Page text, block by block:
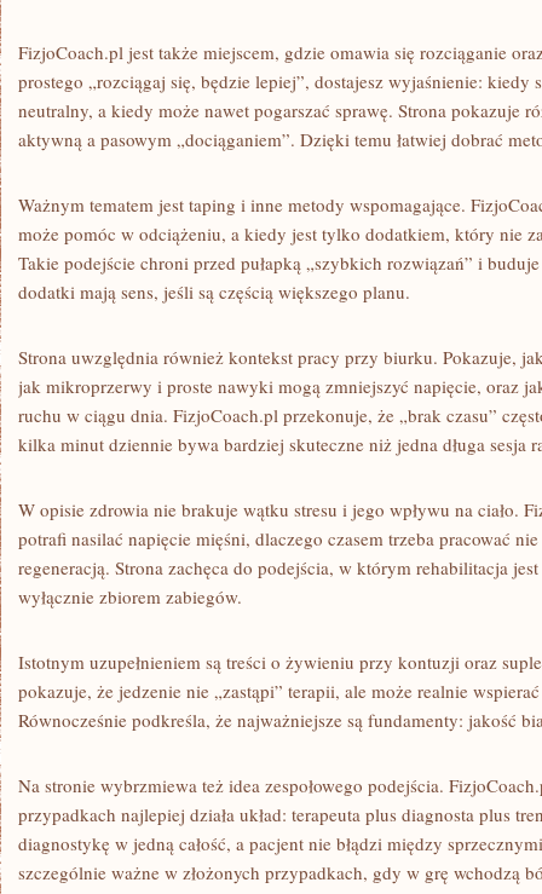
FizjoCoach.pl jest także miejscem, gdzie omawia się rozciąganie
prostego „rozciągaj się, będzie lepiej”, dostajesz wyjaśnienie: kiedy
neutralny, a kiedy może nawet pogarszać sprawę. Strona pokazuje
aktywną a pasowym „dociąganiem”. Dzięki temu łatwiej dobrać
Ważnym tematem jest taping i inne metody wspomagające.
może pomóc w odciążeniu, a kiedy jest tylko dodatkiem, który nie
Takie podejście chroni przed pułapką „szybkich rozwiązań” i
dodatki mają sens, jeśli są częścią większego planu.
Strona uwzględnia również kontekst pracy przy biurku. Pokazuje,
jak mikroprzerwy i proste nawyki mogą zmniejszyć napięcie, oraz
ruchu w ciągu dnia. FizjoCoach.pl przekonuje, że „brak czasu”
kilka minut dziennie bywa bardziej skuteczne niż jedna długa sesja
W opisie zdrowia nie brakuje wątku stresu i jego wpływu na ciało.
potrafi nasilać napięcie mięśni, dlaczego czasem trzeba pracować
regeneracją. Strona zachęca do podejścia, w którym rehabilitacja
wyłącznie zbiorem zabiegów.
Istotnym uzupełnieniem są treści o żywieniu przy kontuzji oraz
pokazuje, że jedzenie nie „zastąpi” terapii, ale może realnie
Równocześnie podkreśla, że najważniejsze są fundamenty: jakość
Na stronie wybrzmiewa też idea zespołowego podejścia.
przypadkach najlepiej działa układ: terapeuta plus diagnosta plus
diagnostykę w jedną całość, a pacjent nie błądzi między
szczególnie ważne w złożonych przypadkach, gdy w grę wchodzą